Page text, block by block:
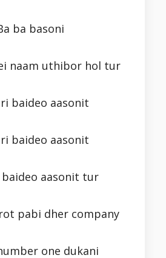
ba basoni
naam uthibor hol tur
baideo aasonit
baideo aasonit
baideo aasonit tur
pabi dher company
one dukani